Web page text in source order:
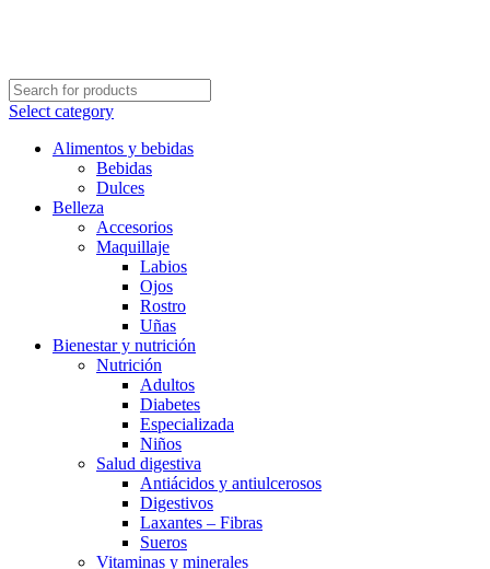
Select category
Alimentos y bebidas
Bebidas
Dulces
Belleza
Accesorios
Maquillaje
Labios
Ojos
Rostro
Uñas
Bienestar y nutrición
Nutrición
Adultos
Diabetes
Especializada
Niños
Salud digestiva
Antiácidos y antiulcerosos
Digestivos
Laxantes – Fibras
Sueros
Vitaminas y minerales